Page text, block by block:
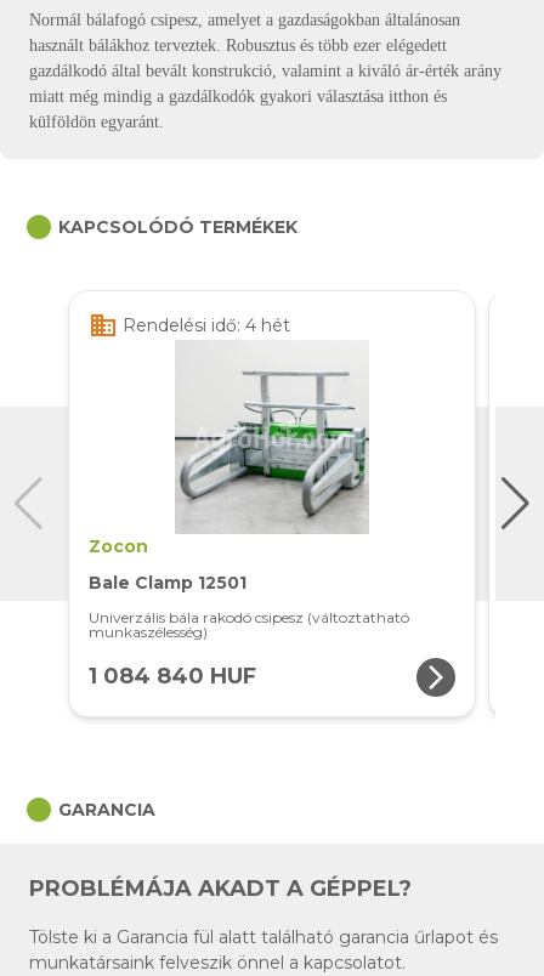
Normál bálafogó csipesz, amelyet a gazdaságokban általánosan
használt bálákhoz terveztek. Robusztus és több ezer elégedett
gazdálkodó által bevált konstrukció, valamint a kiváló ár-érték arány
miatt még mindig a gazdálkodók gyakori választása itthon és
külföldön egyaránt.
circle KAPCSOLÓDÓ TERMÉKEK
business Rendelési idő: 4 hét
Zocon
Bale Clamp 12501
Univerzális bála rakodó csipesz (változtatható
munkaszélesség)
1 084 840 HUF arrow_forward_ios
circle GARANCIA
PROBLÉMÁJA AKADT A GÉPPEL?
Tölste ki a Garancia fül alatt található garancia űrlapot és
munkatársaink felveszik önnel a kapcsolatot.